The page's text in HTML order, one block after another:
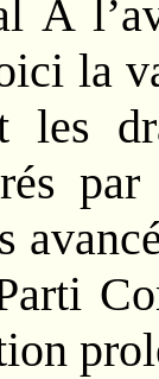
A
la
les